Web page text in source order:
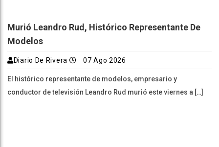
Murió Leandro Rud, Histórico Representante De
Modelos
Diario De Rivera 07 Ago 2026
El histórico representante de modelos, empresario y
conductor de televisión Leandro Rud murió este viernes a […]